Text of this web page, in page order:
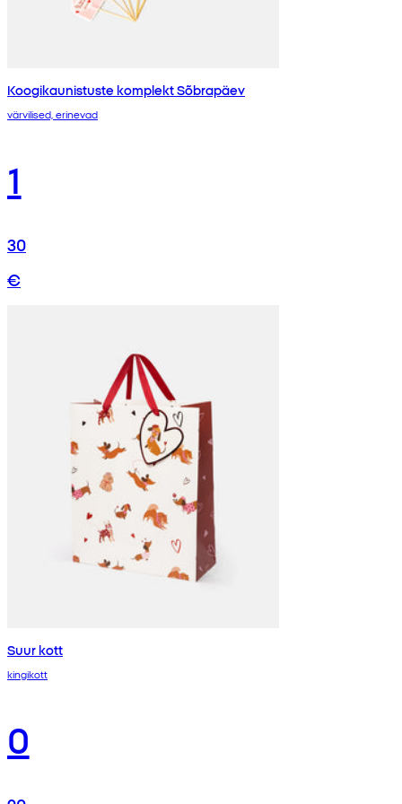
Koogikaunistuste komplekt Sõbrapäev
värvilised, erinevad
1
30
€
Suur kott
kingikott
0